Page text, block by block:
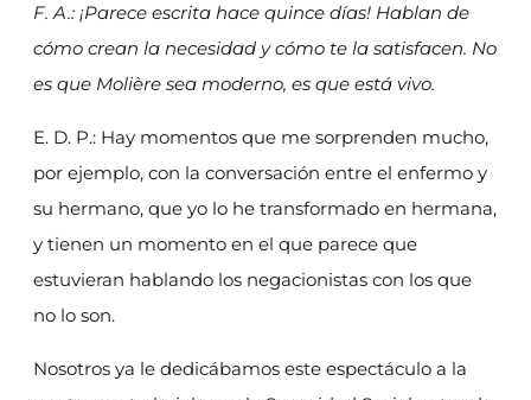
F. A.: ¡Parece escrita hace quince días! Hablan de
cómo crean la necesidad y cómo te la satisfacen. No
es que Molière sea moderno, es que está vivo.
E. D. P.: Hay momentos que me sorprenden mucho,
por ejemplo, con la conversación entre el enfermo y
su hermano, que yo lo he transformado en hermana,
y tienen un momento en el que parece que
estuvieran hablando los negacionistas con los que
no lo son.
Nosotros ya le dedicábamos este espectáculo a la